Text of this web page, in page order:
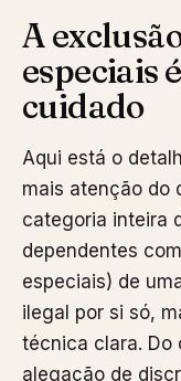
A
especiais
cuidado
Aqui está o
mais atenção do
categoria inteira
dependentes
especiais) de
ilegal por si só,
técnica clara. Do
alegação de